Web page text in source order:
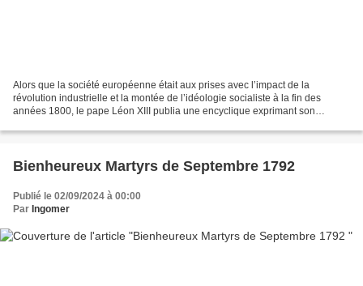
Alors que la société européenne était aux prises avec l’impact de la
révolution industrielle et la montée de l’idéologie socialiste à la fin des
années 1800, le pape Léon XIII publia une encyclique exprimant son
Bienheureux Martyrs de Septembre 1792
Publié le 02/09/2024 à 00:00
Par Ingomer